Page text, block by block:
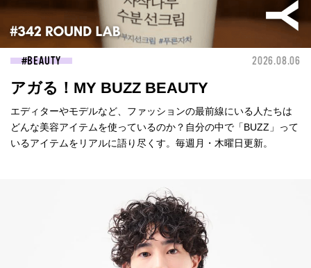
BEAUTY 2026.08.06
アガる！MY BUZZ BEAUTY
エディターやモデルなど、ファッションの最前線にいる人たちは
どんな美容アイテムを使っているのか？自分の中で「BUZZ」って
いるアイテムをリアルに語り尽くす。毎週月・木曜日更新。